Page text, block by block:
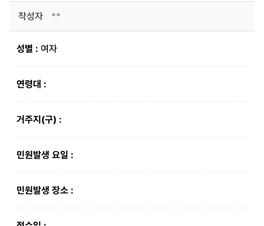
작성자 **
성별 : 여자
연령대 :
거주지(구) :
민원발생 요일 :
민원발생 장소 :